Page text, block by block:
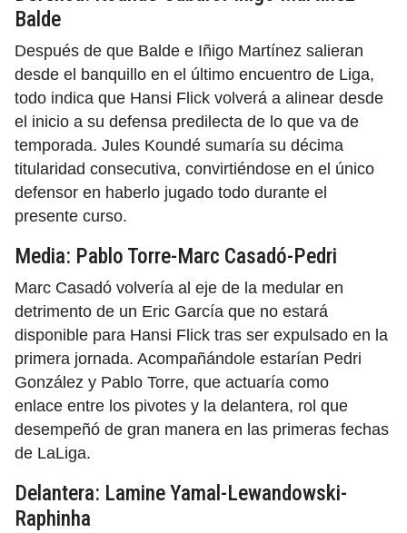
Balde
Después de que Balde e Iñigo Martínez salieran
desde el banquillo en el último encuentro de Liga,
todo indica que Hansi Flick volverá a alinear desde
el inicio a su defensa predilecta de lo que va de
temporada. Jules Koundé sumaría su décima
titularidad consecutiva, convirtiéndose en el único
defensor en haberlo jugado todo durante el
presente curso.
Media: Pablo Torre-Marc Casadó-Pedri
Marc Casadó volvería al eje de la medular en
detrimento de un Eric García que no estará
disponible para Hansi Flick tras ser expulsado en la
primera jornada. Acompañándole estarían Pedri
González y Pablo Torre, que actuaría como
enlace entre los pivotes y la delantera, rol que
desempeñó de gran manera en las primeras fechas
de LaLiga.
Delantera: Lamine Yamal-Lewandowski-
Raphinha